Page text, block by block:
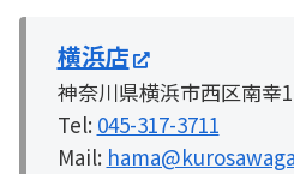
横浜店
神奈川県横浜市西区南幸
Tel: 045-317-3711
Mail: